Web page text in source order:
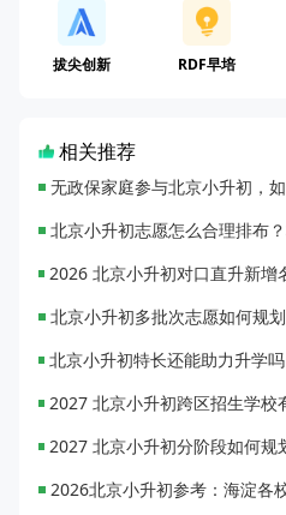
拔尖创新 RDF早培
相关推荐
无政保家庭参与北京小升初，
2026北京小升初参考：海淀各